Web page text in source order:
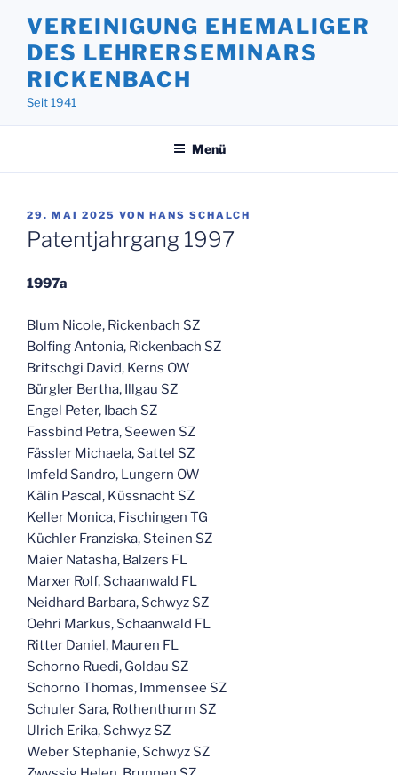
Inhalt
springen
VEREINIGUNG EHEMALIGER
DES LEHRERSEMINARS
RICKENBACH
Seit 1941
Menü
VERÖFFENTLICHT
AM
29. MAI 2025 VON HANS SCHALCH
Patentjahrgang 1997
1997a
Blum Nicole, Rickenbach SZ
Bolfing Antonia, Rickenbach SZ
Britschgi David, Kerns OW
Bürgler Bertha, Illgau SZ
Engel Peter, Ibach SZ
Fassbind Petra, Seewen SZ
Fässler Michaela, Sattel SZ
Imfeld Sandro, Lungern OW
Kälin Pascal, Küssnacht SZ
Keller Monica, Fischingen TG
Küchler Franziska, Steinen SZ
Maier Natasha, Balzers FL
Marxer Rolf, Schaanwald FL
Neidhard Barbara, Schwyz SZ
Oehri Markus, Schaanwald FL
Ritter Daniel, Mauren FL
Schorno Ruedi, Goldau SZ
Schorno Thomas, Immensee SZ
Schuler Sara, Rothenthurm SZ
Ulrich Erika, Schwyz SZ
Weber Stephanie, Schwyz SZ